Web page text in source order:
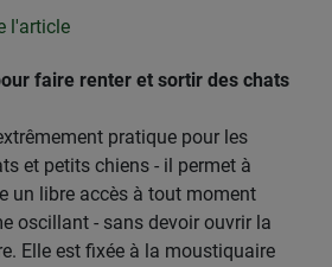
l'article
faire renter et sortir des chats
pratique pour les
et petits chiens - il permet à
un libre accès à tout moment
oscillant - sans devoir ouvrir la
Elle est fixée à la moustiquaire